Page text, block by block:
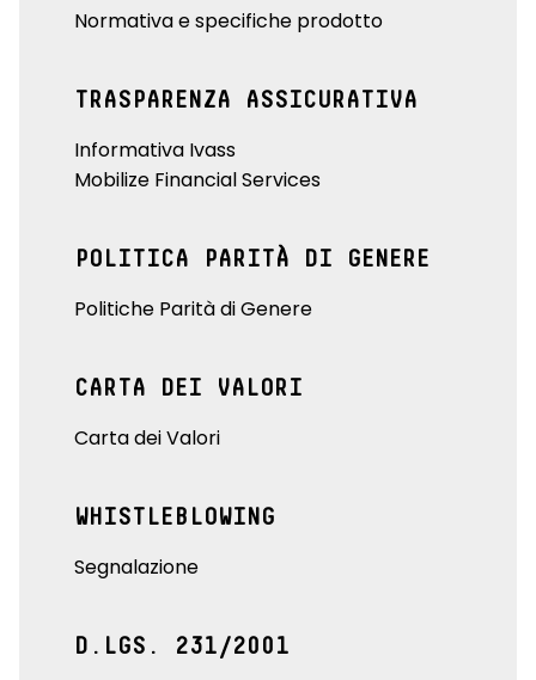
Normativa e specifiche prodotto
TRASPARENZA ASSICURATIVA
Informativa Ivass
Mobilize Financial Services
POLITICA PARITÀ DI GENERE
Politiche Parità di Genere
CARTA DEI VALORI
Carta dei Valori
WHISTLEBLOWING
Segnalazione
D.LGS. 231/2001